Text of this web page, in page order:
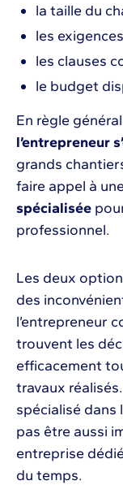
la taille du
les
les clauses
le budget
En règle
l’entrepreneur
grands
faire appel à une
spécialisée
professionnel.
Les deux
des
l’entrepreneur
trouvent les
efficacement
travaux réalisés.
spécialisé dans
pas être aussi
entreprise
du temps.